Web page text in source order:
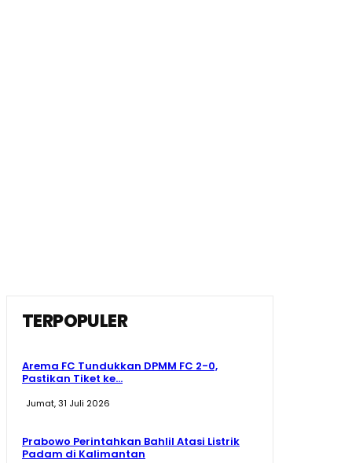
TERPOPULER
Arema FC Tundukkan DPMM FC 2-0,
Pastikan Tiket ke...
Jumat, 31 Juli 2026
Prabowo Perintahkan Bahlil Atasi Listrik
Padam di Kalimantan